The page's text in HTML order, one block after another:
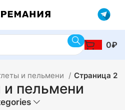
0₽
и пельмени Страница 2
и пельмени